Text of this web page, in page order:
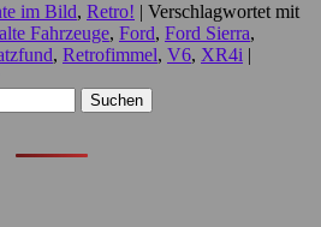
im Bild, Retro! | Verschlagwortet mit
alte Fahrzeuge, Ford, Ford Sierra,
, Retrofimmel, V6, XR4i |